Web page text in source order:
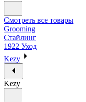
Смотреть все товары
Grooming
Стайлинг
1922 Уход
Kezy
Kezy